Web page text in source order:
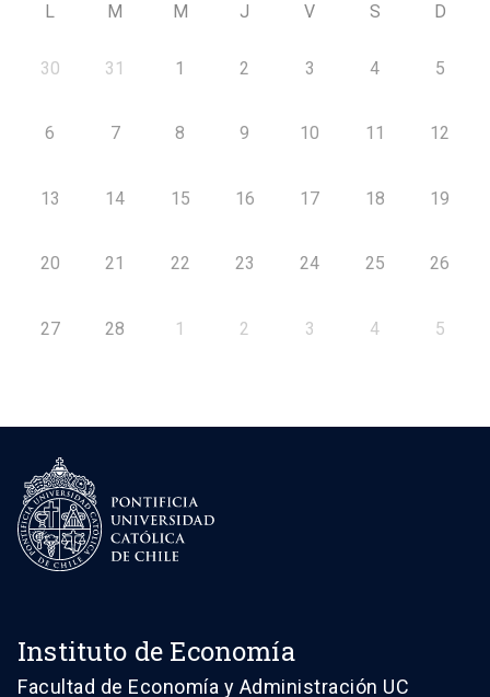
L M M J V S D
30 31 1 2 3 4 5
6 7 8 9 10 11 12
13 14 15 16 17 18 19
20 21 22 23 24 25 26
27 28 1 2 3 4 5
Instituto de Economía
Facultad de Economía y Administración UC